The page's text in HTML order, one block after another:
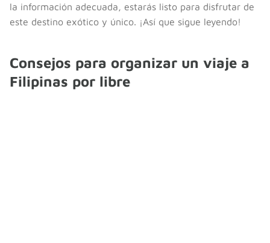
la información adecuada, estarás listo para disfrutar de
este destino exótico y único. ¡Así que sigue leyendo!
Consejos para organizar un viaje a
Filipinas por libre